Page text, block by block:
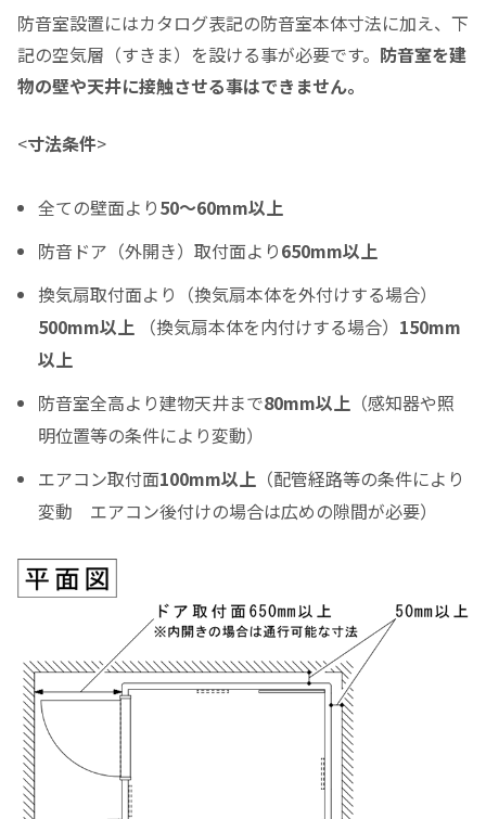
クレジットご利用金額
分割支払回数
ボーナス月の加算金額
0
ボーナス月の加算（上乗せ）金額をスライドして下さい（1万円単位）
シュミレーション結果
月々のお支払金額
（初回月のみ）お支払金額
実質年率%
防音室設置にはカタログ表記の防音室本体寸法に加え、下
記の空気層（すきま）を設ける事が必要です。 防音室を建
物の壁や天井に接触させる事はできません。
<寸法条件>
全ての壁面より50～60mm以上
防音ドア（外開き）取付面より650mm以上
換気扇取付面より（換気扇本体を外付けする場合）
500mm以上 （換気扇本体を内付けする場合） 150mm
以上
防音室全高より建物天井まで80mm以上 （感知器や照
明位置等の条件により変動）
エアコン取付面100mm以上 （配管経路等の条件により
変動 エアコン後付けの場合は広めの隙間が必要）